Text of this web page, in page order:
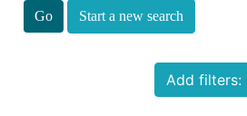
Start a new search
Add filters: